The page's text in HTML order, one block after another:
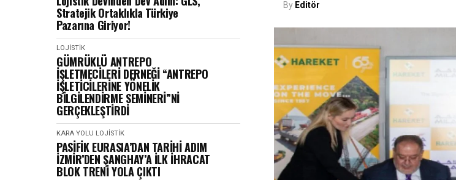
Stratejik Ortaklıkla Türkiye
Pazarına Giriyor!
LOJISTIK
GÜMRÜKLÜ ANTREPO
İŞLETMECİLERİ DERNEĞİ “ANTREPO
İŞLETİCİLERİNE YÖNELİK
BİLGİLENDİRME SEMİNERİ”Nİ
GERÇEKLEŞTİRDİ
KARA YOLU LOJISTIK
PASİFİK EURASIA’DAN TARİHİ ADIM
İZMİR’DEN ŞANGHAY’A İLK İHRACAT
BLOK TRENİ YOLA ÇIKTI
By Editör